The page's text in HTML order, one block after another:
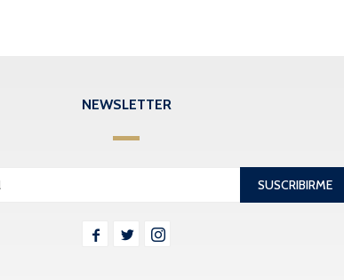
NEWSLETTER
SUSCRIBIRME
  